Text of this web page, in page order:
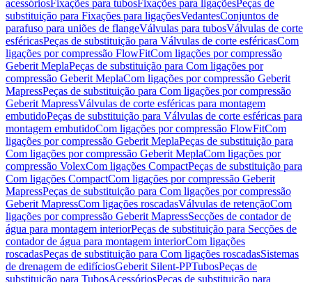
acessóriosFixações para tubosFixações para ligaçõesPeças de
substituição para Fixações para ligaçõesVedantesConjuntos de
parafuso para uniões de flangeVálvulas para tubosVálvulas de corte
esféricasPeças de substituição para Válvulas de corte esféricasCom
ligações por compressão FlowFitCom ligações por compressão
Geberit MeplaPeças de substituição para Com ligações por
compressão Geberit MeplaCom ligações por compressão Geberit
MapressPeças de substituição para Com ligações por compressão
Geberit MapressVálvulas de corte esféricas para montagem
embutidoPeças de substituição para Válvulas de corte esféricas para
montagem embutidoCom ligações por compressão FlowFitCom
ligações por compressão Geberit MeplaPeças de substituição para
Com ligações por compressão Geberit MeplaCom ligações por
compressão VolexCom ligações CompactPeças de substituição para
Com ligações CompactCom ligações por compressão Geberit
MapressPeças de substituição para Com ligações por compressão
Geberit MapressCom ligações roscadasVálvulas de retençãoCom
ligações por compressão Geberit MapressSecções de contador de
água para montagem interiorPeças de substituição para Secções de
contador de água para montagem interiorCom ligações
roscadasPeças de substituição para Com ligações roscadasSistemas
de drenagem de edifíciosGeberit Silent-PPTubosPeças de
substituição para TubosAcessóriosPeças de substituição para